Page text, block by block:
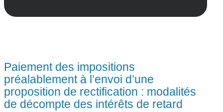
Paiement des impositions
préalablement à l’envoi d’une
proposition de rectification : modalités
de décompte des intérêts de retard